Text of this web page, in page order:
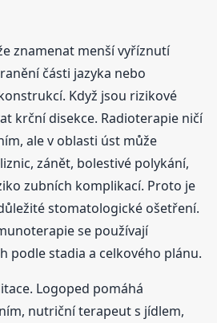
znamenat menší vyříznutí
části jazyka nebo
Když jsou rizikové
krční disekce. Radioterapie ničí
ale v oblasti úst může
zánět, bolestivé polykání,
zubních komplikací. Proto je
stomatologické ošetření.
se používají
podle stadia a celkového plánu.
Logoped pomáhá
nutriční terapeut s jídlem,